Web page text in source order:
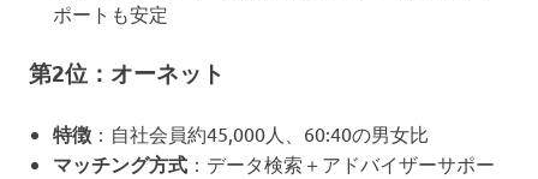
ポートも安定
第2位：オーネット
特徴 ：自社会員約45,000人、60:40の男女比
マッチング方式 ：データ検索＋アドバイザーサポー